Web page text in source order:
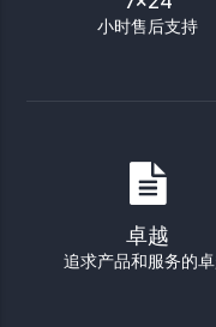
小时售后支持
卓越
追求产品和服务的